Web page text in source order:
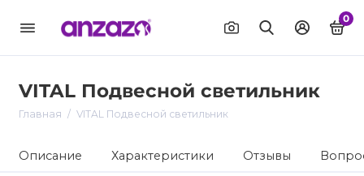
0
VITAL Подвесной светильник
Главная VITAL Подвесной светильник
Описание Характеристики Отзывы